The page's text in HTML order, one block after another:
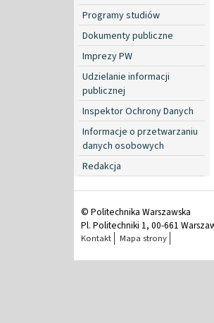
Programy studiów
Dokumenty publiczne
Imprezy PW
Udzielanie informacji
publicznej
Inspektor Ochrony Danych
Informacje o przetwarzaniu
danych osobowych
Redakcja
© Politechnika Warszawska
Pl. Politechniki 1, 00-661
Kontakt Mapa strony